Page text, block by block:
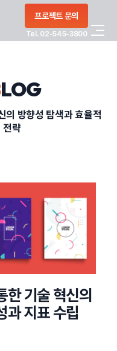
프로젝트 문의
Tel. 02-545-3800
LOG
의 방향성 탐색과 효율적
전략
한 기술 혁신의
과 지표 수립